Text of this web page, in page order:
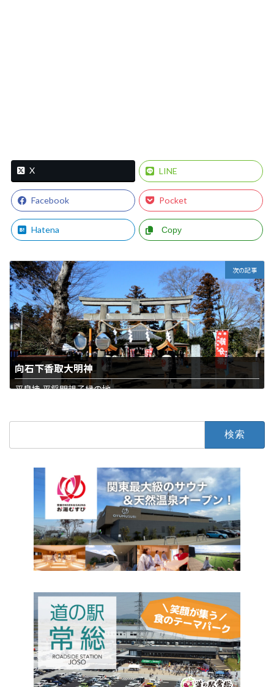
Facebook
X
Hatena
LINE
Pocket
Copy
次の記事
向石下香取大明神
平良持 平将門親子縁の地